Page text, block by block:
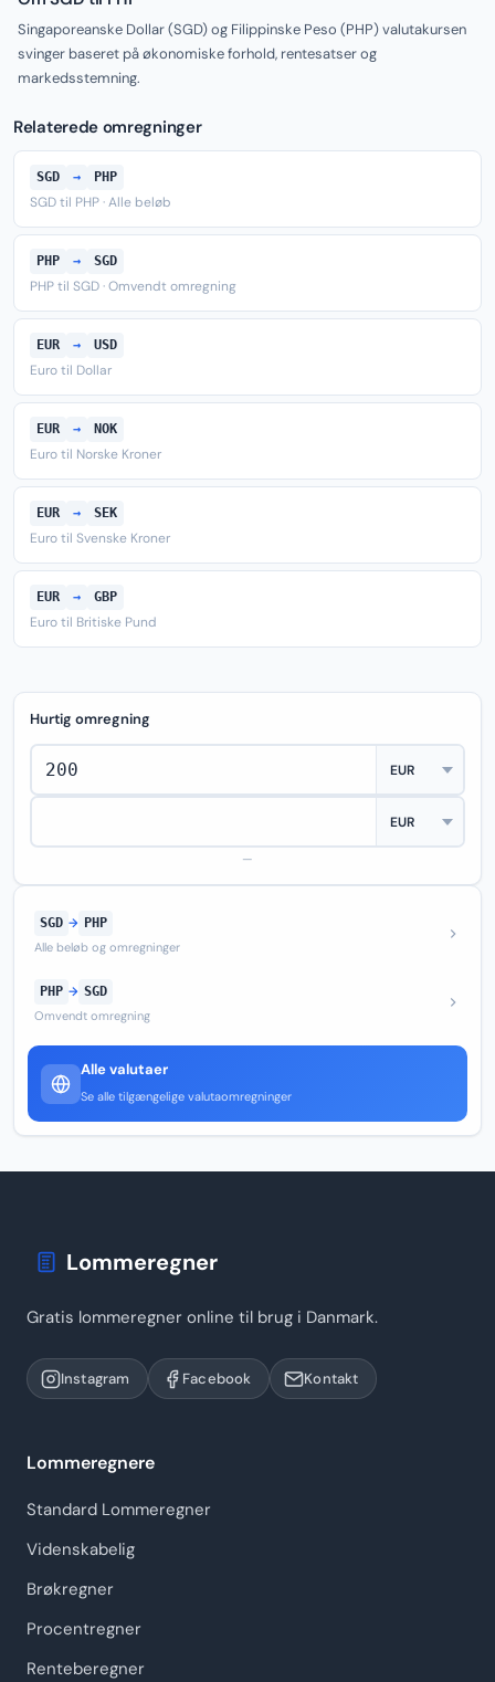
Singaporeanske Dollar (SGD) og Filippinske Peso (PHP) valutakursen
svinger baseret på økonomiske forhold, rentesatser og
markedsstemning.
Relaterede omregninger
SGD → PHP
SGD til PHP · Alle beløb
PHP → SGD
PHP til SGD · Omvendt omregning
EUR → USD
Euro til Dollar
EUR → NOK
Euro til Norske Kroner
EUR → SEK
Euro til Svenske Kroner
EUR → GBP
Euro til Britiske Pund
Hurtig omregning
—
SGD → PHP
Alle beløb og omregninger
PHP → SGD
Omvendt omregning
Alle valutaer
Se alle tilgængelige valutaomregninger
Lommeregner
Gratis lommeregner online til brug i Danmark.
Instagram Facebook Kontakt
Lommeregnere
Standard Lommeregner
Videnskabelig
Brøkregner
Procentregner
Renteberegner